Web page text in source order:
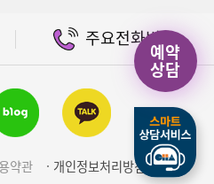
예약
상담
주요전화번호
약관
개인정보처리방침